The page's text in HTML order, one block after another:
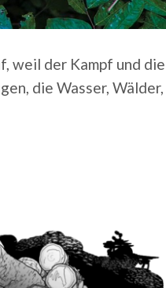
weil der Kampf und die
die Wasser, Wälder,